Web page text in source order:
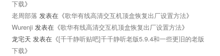
下载》
老周部落 发表在《歌华有线高清交互机顶盒恢复出厂设置方法》
Wurenji 发表在《歌华有线高清交互机顶盒恢复出厂设置方法》
龙宅天 发表在《[千千静听贴吧]千千静听老版5.9.4和一些更旧的老版
下载》